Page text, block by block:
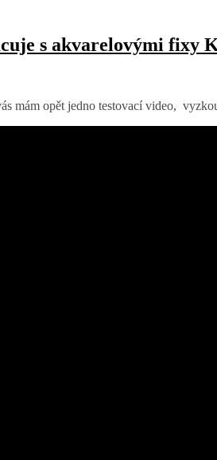
s akvarelovými fixy
mám opět jedno testovací video,